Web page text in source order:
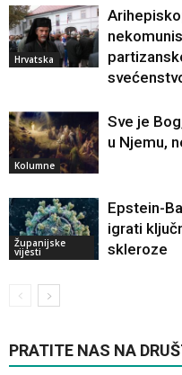
Hrvatska
Kolumne
Sve je
u Njemu,
Županijske
vijesti
Epstein-
igrati
skleroze
PRATITE NAS NA